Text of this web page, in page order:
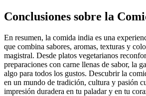
Conclusiones sobre la
En resumen, la comida india es una
que combina sabores, aromas, texturas y
magistral. Desde platos vegetarianos
preparaciones con carne llenas de sabor, la
algo para todos los gustos. Descubrir la
en un mundo de tradición, cultura y pasión
impresión duradera en tu paladar y en tu